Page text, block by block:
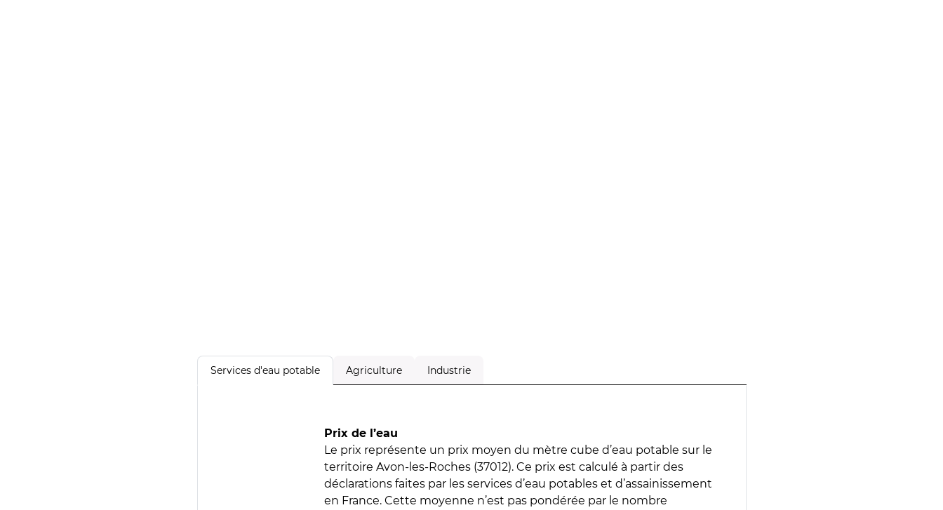
Services d'eau potable Agriculture Industrie
Prix de l’eau
Le prix représente un prix moyen du mètre cube d’eau potable sur le
territoire Avon-les-Roches (37012). Ce prix est calculé à partir des
déclarations faites par les services d’eau potables et d’assainissement
en France. Cette moyenne n’est pas pondérée par le nombre